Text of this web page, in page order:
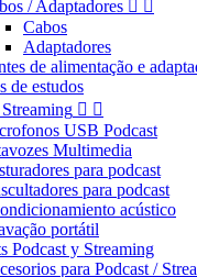
/ Adaptadores  
Cabos
Adaptadores
de alimentação e
de estudos
 
USB Podcast
Multimedia
para podcast
para podcast
acústico
portátil
Podcast y Streaming
para Podcast /